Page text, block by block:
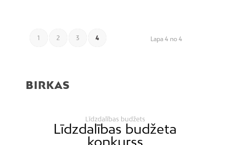
Lapa 4 no 4
1 2 3 4
BIRKAS
Līdzdalības budžets
Līdzdalības budžeta